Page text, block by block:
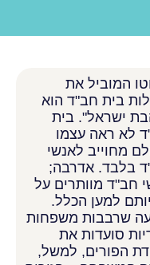
המוביל את
בית חב"ד הוא
ישראל". בית
לא ראה עצמו
מחוייב לאנשי
בלבד. אדרבה;
חב"ד מוותרים על
למען הכלל.
שרבבות משפחות
סועדות את
הפורים, למשל,